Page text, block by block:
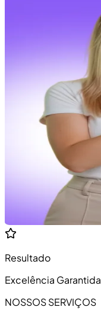
Resultado
Excelência Garantida
NOSSOS SERVIÇOS